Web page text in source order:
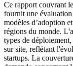
Ce rapport couvrant
fournit une
modèles d’adoption
régions du monde.
types de
sur site, reflétant
startups. La